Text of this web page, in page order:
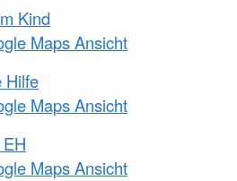
Kind
Maps Ansicht
Hilfe
Maps Ansicht
Maps Ansicht